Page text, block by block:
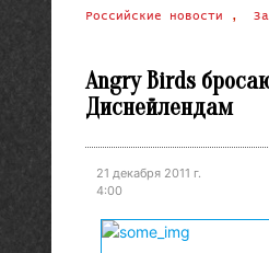
Российские новости ,
Angry Birds
Диснейлендам
21 декабря 2011 г.
4:00